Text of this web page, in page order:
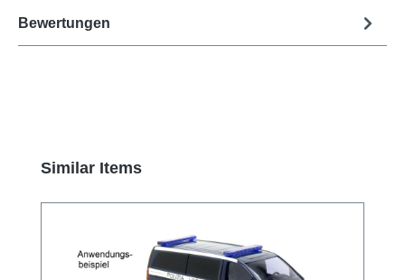
Bewertungen
Produktgalerie überspringen
Similar Items